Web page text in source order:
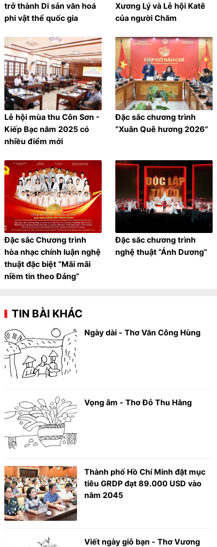
trở thành Di sản văn hoá
phi vật thể quốc gia
Xương Lý và Lễ hội Katê
của người Chăm
Lễ hội mùa thu Côn Sơn -
Kiếp Bạc năm 2025 có
nhiều điểm mới
Đặc sắc chương trình
“Xuân Quê hương 2026”
Đặc sắc Chương trình
hòa nhạc chính luận nghệ
thuật đặc biệt “Mãi mãi
niềm tin theo Đảng”
Đặc sắc chương trình
nghệ thuật “Ánh Dương”
TIN BÀI KHÁC
Ngày dài - Thơ Văn Công Hùng
Vọng âm - Thơ Đỗ Thu Hằng
Thành phố Hồ Chí Minh đặt mục
tiêu GRDP đạt 89.000 USD vào
năm 2045
Viết ngày giỗ bạn - Thơ Vương